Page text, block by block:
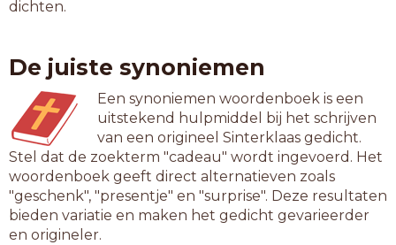
dichten.
De juiste synoniemen
Een synoniemen woordenboek is een
uitstekend hulpmiddel bij het schrijven
van een origineel Sinterklaas gedicht.
Stel dat de zoekterm "cadeau" wordt ingevoerd. Het
woordenboek geeft direct alternatieven zoals
"geschenk", "presentje" en "surprise". Deze resultaten
bieden variatie en maken het gedicht gevarieerder
en origineler.